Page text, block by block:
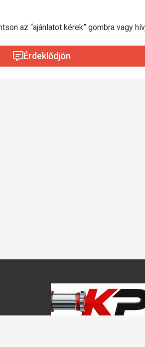
az “ajánlatot kérek” gombra vagy
Érdeklődjön